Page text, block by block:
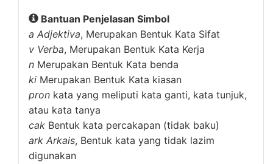
Bantuan Penjelasan Simbol
a Adjektiva, Merupakan Bentuk Kata Sifat
v Verba, Merupakan Bentuk Kata Kerja
n Merupakan Bentuk Kata benda
ki Merupakan Bentuk Kata kiasan
pron kata yang meliputi kata ganti, kata tunjuk,
atau kata tanya
cak Bentuk kata percakapan (tidak baku)
ark Arkais, Bentuk kata yang tidak lazim
digunakan